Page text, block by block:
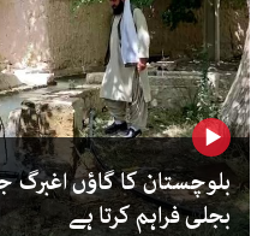
بلوچستان کا گاؤں
بجلی فراہم کرتا ہے